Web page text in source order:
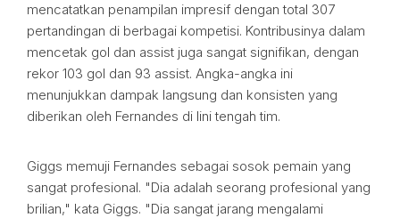
mencatatkan penampilan impresif dengan total 307
pertandingan di berbagai kompetisi. Kontribusinya dalam
mencetak gol dan assist juga sangat signifikan, dengan
rekor 103 gol dan 93 assist. Angka-angka ini
menunjukkan dampak langsung dan konsisten yang
diberikan oleh Fernandes di lini tengah tim.
Giggs memuji Fernandes sebagai sosok pemain yang
sangat profesional. "Dia adalah seorang profesional yang
brilian," kata Giggs. "Dia sangat jarang mengalami